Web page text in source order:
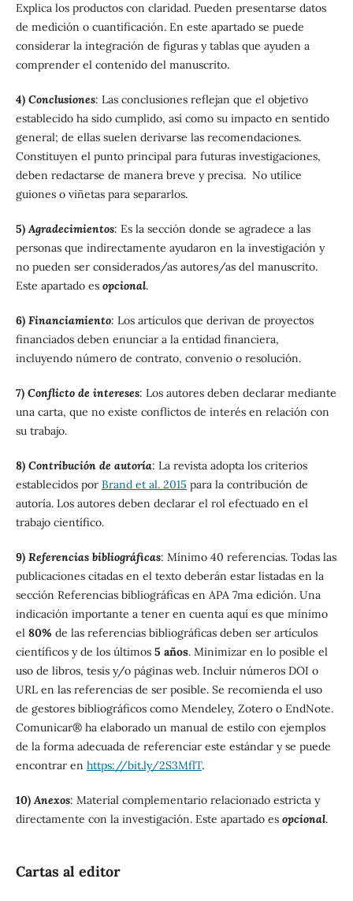
Explica los productos con claridad. Pueden presentarse datos
de medición o cuantificación. En este apartado se puede
considerar la integración de figuras y tablas que ayuden a
comprender el contenido del manuscrito.
4) Conclusiones: Las conclusiones reflejan que el objetivo
establecido ha sido cumplido, así como su impacto en sentido
general; de ellas suelen derivarse las recomendaciones.
Constituyen el punto principal para futuras investigaciones,
deben redactarse de manera breve y precisa. No utilice
guiones o viñetas para separarlos.
5)Agradecimientos: Es la sección donde se agradece a las
personas que indirectamente ayudaron en la investigación y
no pueden ser considerados/as autores/as del manuscrito.
Este apartado es opcional.
6) Financiamiento: Los artículos que derivan de proyectos
financiados deben enunciar a la entidad financiera,
incluyendo número de contrato, convenio o resolución.
7) Conflicto de intereses: Los autores deben declarar mediante
una carta, que no existe conflictos de interés en relación con
su trabajo.
8) Contribución de autoría: La revista adopta los criterios
establecidos por Brand et al. 2015 para la contribución de
autoría. Los autores deben declarar el rol efectuado en el
trabajo científico.
9)Referencias bibliográficas: Mínimo 40 referencias. Todas las
publicaciones citadas en el texto deberán estar listadas en la
sección Referencias bibliográficas en APA 7ma edición. Una
indicación importante a tener en cuenta aquí es que mínimo
el 80% de las referencias bibliográficas deben ser artículos
científicos y de los últimos 5 años. Minimizar en lo posible el
uso de libros, tesis y/o páginas web. Incluir números DOI o
URL en las referencias de ser posible. Se recomienda el uso
de gestores bibliográficos como Mendeley, Zotero o EndNote.
Comunicar® ha elaborado un manual de estilo con ejemplos
de la forma adecuada de referenciar este estándar y se puede
encontrar en https://bit.ly/2S3MflT.
10)Anexos: Material complementario relacionado estricta y
directamente con la investigación. Este apartado es opcional.
Cartas al editor